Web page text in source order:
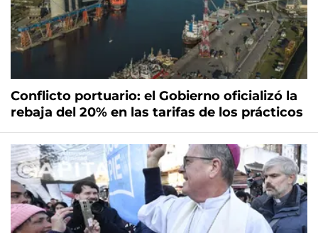
Conflicto portuario: el Gobierno oficializó la
rebaja del 20% en las tarifas de los prácticos